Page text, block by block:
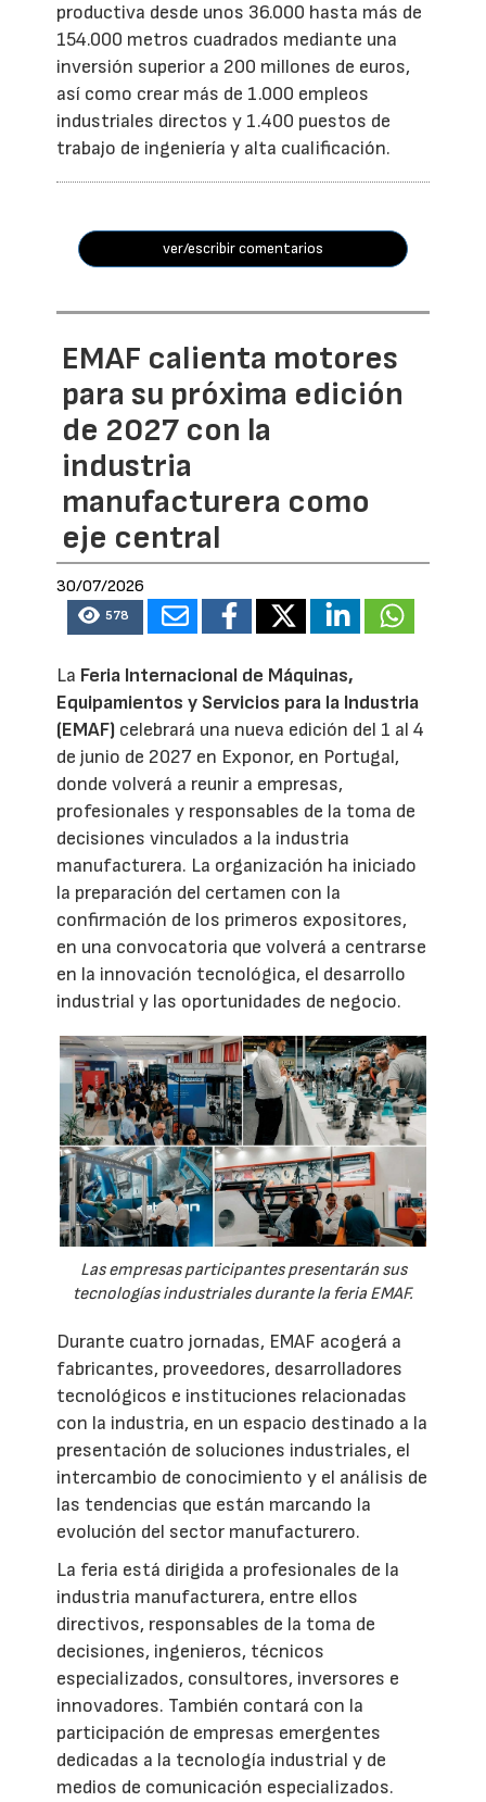
productiva desde unos 36.000 hasta más de
154.000 metros cuadrados mediante una
inversión superior a 200 millones de euros,
así como crear más de 1.000 empleos
industriales directos y 1.400 puestos de
trabajo de ingeniería y alta cualificación.
ver/escribir comentarios
EMAF calienta motores
para su próxima edición
de 2027 con la
industria
manufacturera como
eje central
30/07/2026
578
La Feria Internacional de Máquinas,
Equipamientos y Servicios para la Industria
(EMAF) celebrará una nueva edición del 1 al 4
de junio de 2027 en Exponor, en Portugal,
donde volverá a reunir a empresas,
profesionales y responsables de la toma de
decisiones vinculados a la industria
manufacturera. La organización ha iniciado
la preparación del certamen con la
confirmación de los primeros expositores,
en una convocatoria que volverá a centrarse
en la innovación tecnológica, el desarrollo
industrial y las oportunidades de negocio.
Las empresas participantes presentarán sus
tecnologías industriales durante la feria EMAF.
Durante cuatro jornadas, EMAF acogerá a
fabricantes, proveedores, desarrolladores
tecnológicos e instituciones relacionadas
con la industria, en un espacio destinado a la
presentación de soluciones industriales, el
intercambio de conocimiento y el análisis de
las tendencias que están marcando la
evolución del sector manufacturero.
La feria está dirigida a profesionales de la
industria manufacturera, entre ellos
directivos, responsables de la toma de
decisiones, ingenieros, técnicos
especializados, consultores, inversores e
innovadores. También contará con la
participación de empresas emergentes
dedicadas a la tecnología industrial y de
medios de comunicación especializados.